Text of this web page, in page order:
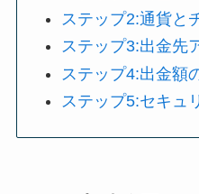
ステップ2:通貨と
ステップ3:出金先
ステップ4:出金額
ステップ5:セキュ